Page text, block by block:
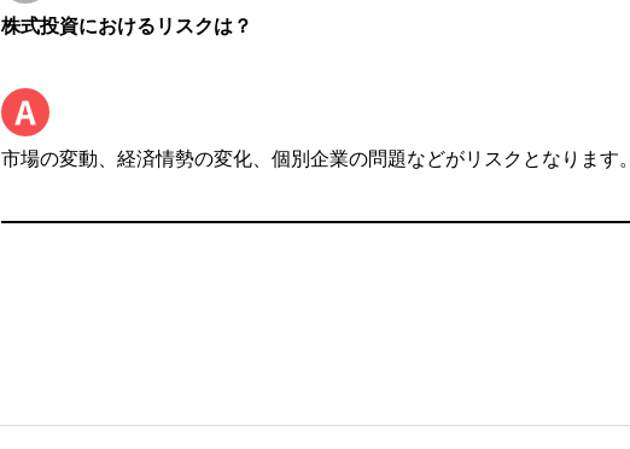
株式投資におけるリスクは？
市場の変動、経済情勢の変化、個別企業の問題などがリスクとなります。